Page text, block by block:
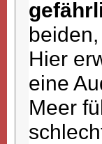
Hier
eine
Meer